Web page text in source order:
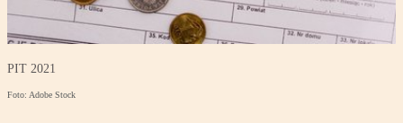
PIT 2021
Foto: Adobe Stock